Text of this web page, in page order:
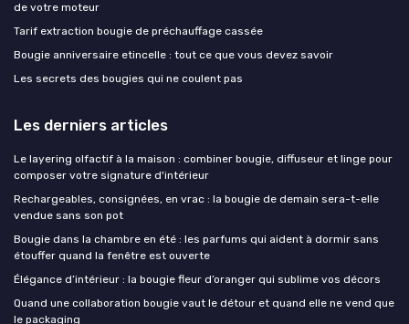
de votre moteur
Tarif extraction bougie de préchauffage cassée
Bougie anniversaire etincelle : tout ce que vous devez savoir
Les secrets des bougies qui ne coulent pas
Les derniers articles
Le layering olfactif à la maison : combiner bougie, diffuseur et linge pour
composer votre signature d'intérieur
Rechargeables, consignées, en vrac : la bougie de demain sera-t-elle
vendue sans son pot
Bougie dans la chambre en été : les parfums qui aident à dormir sans
étouffer quand la fenêtre est ouverte
Élégance d’intérieur : la bougie fleur d’oranger qui sublime vos décors
Quand une collaboration bougie vaut le détour et quand elle ne vend que
le packaging